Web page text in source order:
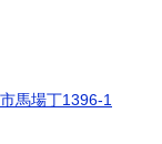
馬場丁1396-1